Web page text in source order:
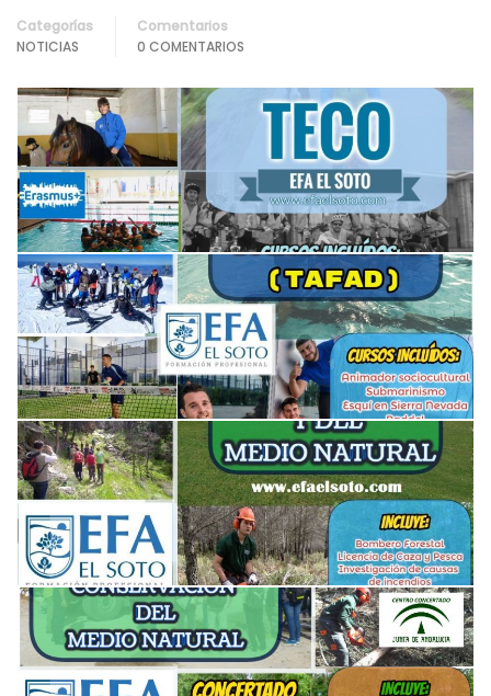
Categorías
NOTICIAS
Comentarios
0 COMENTARIOS